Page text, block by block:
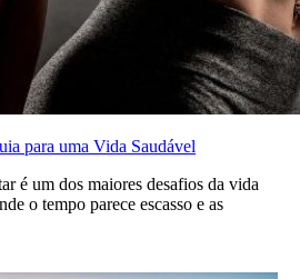
para uma Vida Saudável
é um dos maiores desafios da vida
o tempo parece escasso e as